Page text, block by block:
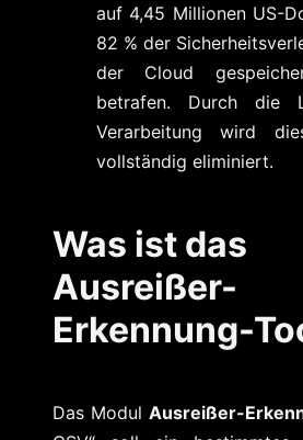
auf 4,45 Millionen US-
82 % der
der Cloud
betrafen. Durch die
Verarbeitung wird
vollständig eliminiert.
Was ist das
Ausreißer-
Erkennung-
Das Modul Ausreißer-